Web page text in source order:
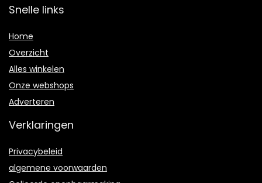
Snelle links
Home
Overzicht
Alles winkelen
Onze webshops
Adverteren
Verklaringen
Privacybeleid
algemene voorwaarden